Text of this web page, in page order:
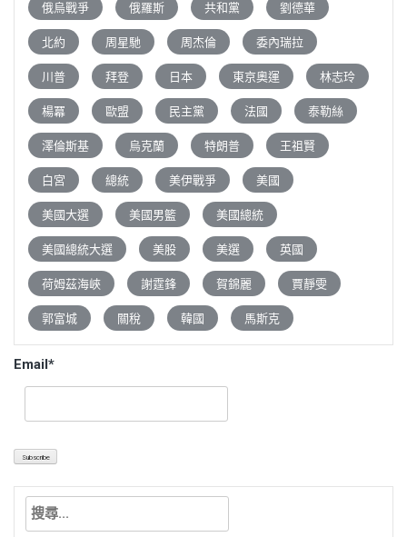
俄烏戰爭 俄羅斯 共和黨 劉德華
北約 周星馳 周杰倫 委內瑞拉
川普 拜登 日本 東京奧運 林志玲
楊冪 歐盟 民主黨 法國 泰勒絲
澤倫斯基 烏克蘭 特朗普 王祖賢
白宮 總統 美伊戰爭 美國
美國大選 美國男籃 美國總統
美國總統大選 美股 美選 英國
荷姆茲海峽 謝霆鋒 賀錦麗 賈靜雯
郭富城 關稅 韓國 馬斯克
Email*
搜